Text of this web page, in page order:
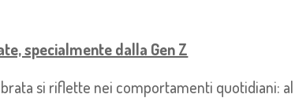
specialmente dalla Gen Z
si riflette nei comportamenti quotidiani: al